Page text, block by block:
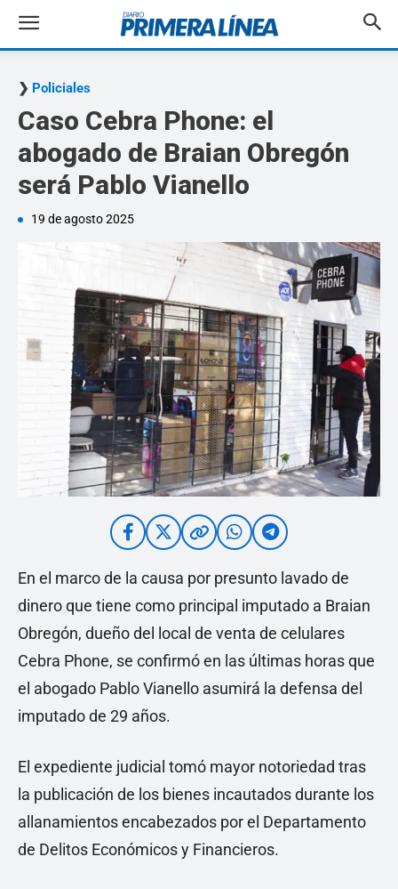
Policiales
Caso Cebra Phone: el
abogado de Braian Obregón
será Pablo Vianello
19 de agosto 2025
En el marco de la causa por presunto lavado de
dinero que tiene como principal imputado a Braian
Obregón, dueño del local de venta de celulares
Cebra Phone, se confirmó en las últimas horas que
el abogado Pablo Vianello asumirá la defensa del
imputado de 29 años.
El expediente judicial tomó mayor notoriedad tras
la publicación de los bienes incautados durante los
allanamientos encabezados por el Departamento
de Delitos Económicos y Financieros.